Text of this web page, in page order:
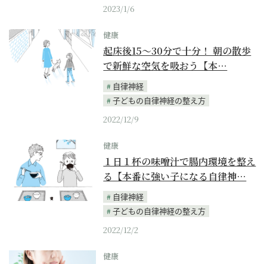
2023/1/6
健康
起床後15〜30分で十分！ 朝の散歩
で新鮮な空気を吸おう【本…
自律神経
子どもの自律神経の整え方
2022/12/9
健康
１日１杯の味噌汁で腸内環境を整え
る【本番に強い子になる自律神…
自律神経
子どもの自律神経の整え方
2022/12/2
健康